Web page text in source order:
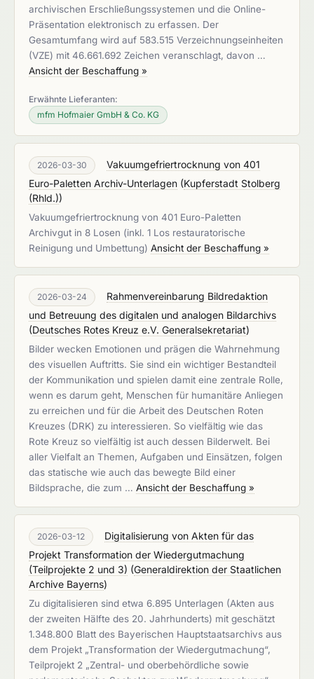
archivischen Erschließungssystemen und die Online-
Präsentation elektronisch zu erfassen. Der
Gesamtumfang wird auf 583.515 Verzeichnungseinheiten
(VZE) mit 46.661.692 Zeichen veranschlagt, davon …
Ansicht der Beschaffung »
Erwähnte Lieferanten:
mfm Hofmaier GmbH & Co. KG
2026-03-30
Vakuumgefriertrocknung von 401
Euro-Paletten Archiv-Unterlagen (Kupferstadt Stolberg
(Rhld.))
Vakuumgefriertrocknung von 401 Euro-Paletten
Archivgut in 8 Losen (inkl. 1 Los restauratorische
Reinigung und Umbettung) Ansicht der Beschaffung »
2026-03-24
Rahmenvereinbarung Bildredaktion
und Betreuung des digitalen und analogen Bildarchivs
(Deutsches Rotes Kreuz e.V. Generalsekretariat)
Bilder wecken Emotionen und prägen die Wahrnehmung
des visuellen Auftritts. Sie sind ein wichtiger Bestandteil
der Kommunikation und spielen damit eine zentrale Rolle,
wenn es darum geht, Menschen für humanitäre Anliegen
zu erreichen und für die Arbeit des Deutschen Roten
Kreuzes (DRK) zu interessieren. So vielfältig wie das
Rote Kreuz so vielfältig ist auch dessen Bilderwelt. Bei
aller Vielfalt an Themen, Aufgaben und Einsätzen, folgen
das statische wie auch das bewegte Bild einer
Bildsprache, die zum … Ansicht der Beschaffung »
2026-03-12
Digitalisierung von Akten für das
Projekt Transformation der Wiedergutmachung
(Teilprojekte 2 und 3) (Generaldirektion der Staatlichen
Archive Bayerns)
Zu digitalisieren sind etwa 6.895 Unterlagen (Akten aus
der zweiten Hälfte des 20. Jahrhunderts) mit geschätzt
1.348.800 Blatt des Bayerischen Hauptstaatsarchivs aus
dem Projekt „Transformation der Wiedergutmachung“,
Teilprojekt 2 „Zentral- und oberbehördliche sowie